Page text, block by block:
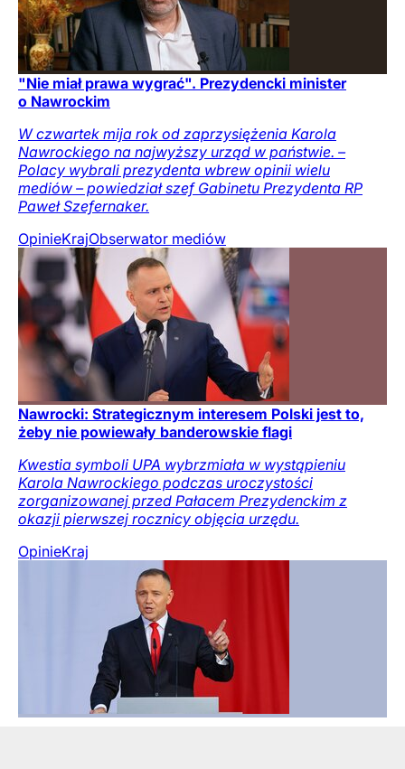
"Nie miał prawa wygrać". Prezydencki minister
o Nawrockim
W czwartek mija rok od zaprzysiężenia Karola
Nawrockiego na najwyższy urząd w państwie. –
Polacy wybrali prezydenta wbrew opinii wielu
mediów – powiedział szef Gabinetu Prezydenta RP
Paweł Szefernaker.
OpinieKrajObserwator mediów
Nawrocki: Strategicznym interesem Polski jest to,
żeby nie powiewały banderowskie flagi
Kwestia symboli UPA wybrzmiała w wystąpieniu
Karola Nawrockiego podczas uroczystości
zorganizowanej przed Pałacem Prezydenckim z
okazji pierwszej rocznicy objęcia urzędu.
OpinieKraj